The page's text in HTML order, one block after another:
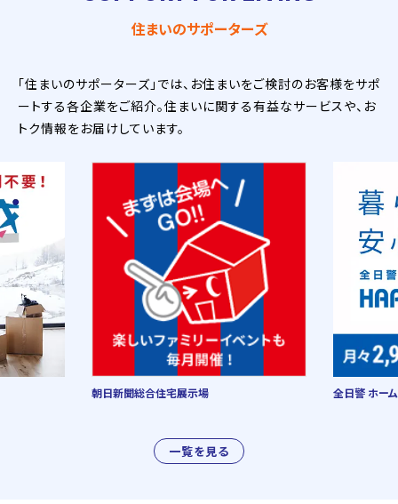
住まいのサポーターズ
「住まいのサポーターズ」では、お住まいをご検討のお客様をサポ
ートする各企業をご紹介。住まいに関する有益なサービスや、お
トク情報をお届けしています。
一覧を見る
朝日新聞総合住宅展示場 全日警 ホー